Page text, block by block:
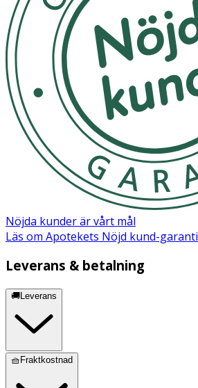
Nöjda kunder är vårt mål
Läs om Apotekets Nöjd kund-garanti
Leverans & betalning
🚚Leverans
🧺Fraktkostnad